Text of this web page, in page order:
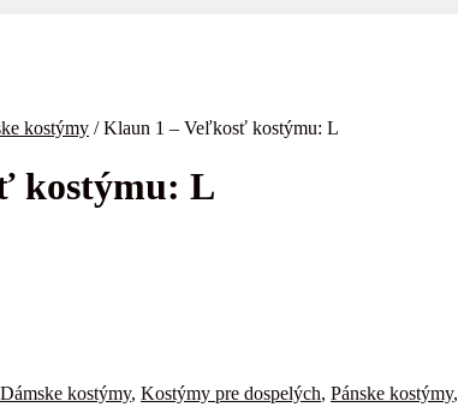
kostýmy /Klaun 1 – Veľkosť kostýmu: L
kostýmu: L
Dámske kostýmy, Kostýmy pre dospelých, Pánske kostýmy,